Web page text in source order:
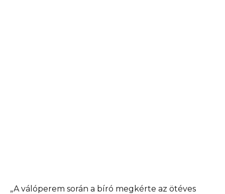
„A válóperem során a bíró megkérte az ötéves